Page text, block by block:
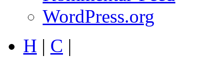
WordPress.org
H | C |